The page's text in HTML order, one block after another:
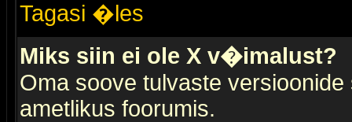
Tagasi �les
Miks siin ei ole X v�imalust?
Oma soove tulvaste
ametlikus foorumis.